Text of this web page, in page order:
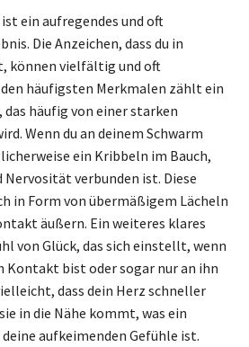
ein aufregendes und oft
Die Anzeichen, dass du in
können vielfältig und oft
häufigsten Merkmalen zählt ein
häufig von einer starken
Wenn du an deinem Schwarm
ein Kribbeln im Bauch,
verbunden ist. Diese
in Form von übermäßigem Lächeln
äußern. Ein weiteres klares
von Glück, das sich einstellt, wenn
Kontakt bist oder sogar nur an ihn
dass dein Herz schneller
in die Nähe kommt, was ein
aufkeimenden Gefühle ist.